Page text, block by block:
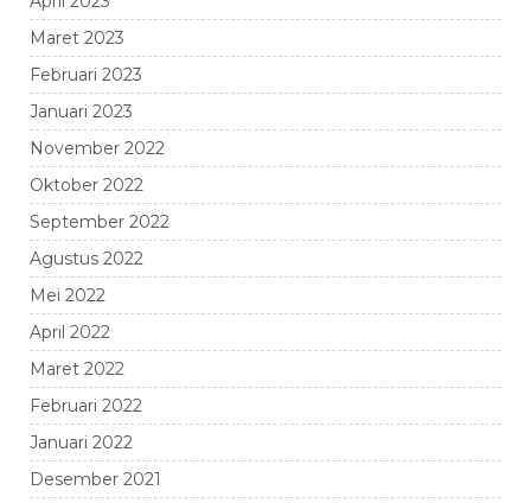
Maret 2023
Februari 2023
Januari 2023
November 2022
Oktober 2022
September 2022
Agustus 2022
Mei 2022
April 2022
Maret 2022
Februari 2022
Januari 2022
Desember 2021